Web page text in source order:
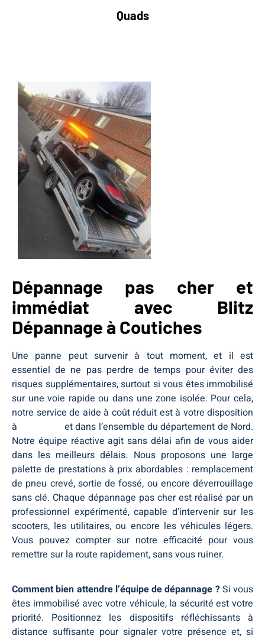
Quads
Dépannage pas cher et
immédiat avec Blitz
Dépannage à Coutiches
Une panne peut survenir à tout moment, et il est
essentiel de ne pas perdre de temps pour éviter des
risques supplémentaires, surtout si vous êtes immobilisé
sur une voie rapide ou dans une zone isolée. Pour cela,
notre service de aide à coût réduit est à votre disposition
à
et dans l’ensemble du département de Nord.
Notre équipe réactive agit sans délai afin de vous aider
dans les meilleurs délais. Nous proposons une large
palette de prestations à prix abordables : remplacement
de pneu crevé, sortie de fossé, ou encore déverrouillage
sans clé. Chaque dépannage pas cher est réalisé par un
professionnel expérimenté, capable d’intervenir sur les
scooters, les utilitaires, ou encore les véhicules légers.
Vous pouvez compter sur notre efficacité pour vous
remettre sur la route rapidement, sans vous ruiner.
Comment bien attendre l’équipe de dépannage ?Si vous
êtes immobilisé avec votre véhicule, la sécurité est votre
priorité. Positionnez les dispositifs réfléchissants à
distance suffisante pour signaler votre présence et, si